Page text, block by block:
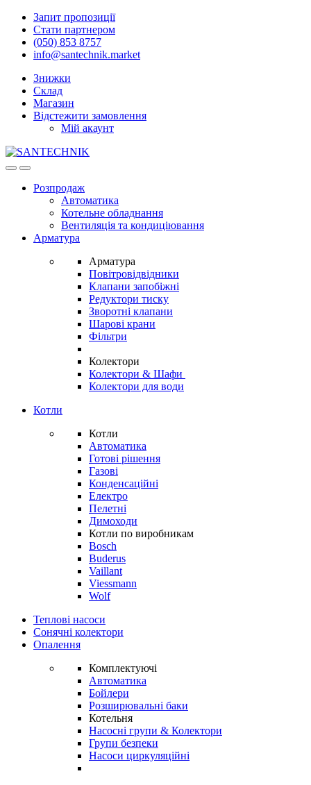
Skip
navigation
Skip
content
Запит пропозиції
Стати партнером
(050) 853 8757
info@santechnik.market
Знижки
Склад
Магазин
Відстежити замовлення
Мій акаунт
OpenClose
Розпродаж
Автоматика
Котельне обладнання
Вентиляція та кондиціювання
Арматура
Арматура
Повітровідвідники
Клапани запобіжні
Редуктори тиску
Зворотні клапани
Шарові крани
Фільтри
Колектори
Колектори & Шафи
Колектори для води
Котли
Котли
Автоматика
Готові рішення
Газові
Конденсаційні
Електро
Пелетні
Димоходи
Котли по виробникам
Bosch
Buderus
Vaillant
Viessmann
Wolf
Теплові насоси
Сонячні колектори
Опалення
Комплектуючі
Автоматика
Бойлери
Розширювальні баки
Котельня
Насосні групи & Колектори
Групи безпеки
Насоси циркуляційні